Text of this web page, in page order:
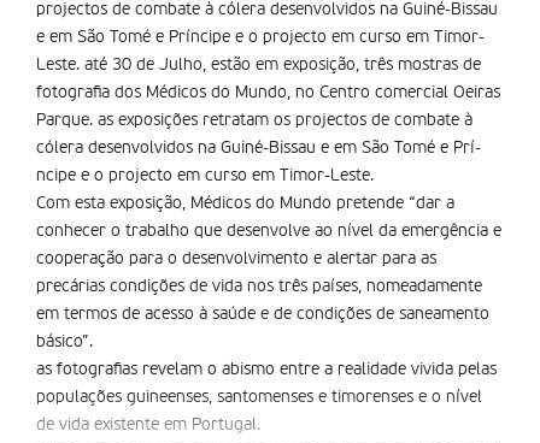
projectos de combate à cólera desenvolvidos na Guiné-Bissau
e em São Tomé e Prí­ncipe e o projecto em curso em Timor-
Leste. até 30 de Julho, estão em exposição, três mostras de
fotografia dos Médicos do Mundo, no Centro comercial Oeiras
Parque. as exposições retratam os projectos de combate à
cólera desenvolvidos na Guiné-Bissau e em São Tomé e Prí­
ncipe e o projecto em curso em Timor-Leste.
Com esta exposição, Médicos do Mundo pretende “dar a
conhecer o trabalho que desenvolve ao nível da emergência e
cooperação para o desenvolvimento e alertar para as
precárias condições de vida nos três países, nomeadamente
em termos de acesso à saúde e de condições de saneamento
básico”.
as fotografias revelam o abismo entre a realidade vivida pelas
populações guineenses, santomenses e timorenses e o nível
de vida existente em Portugal.